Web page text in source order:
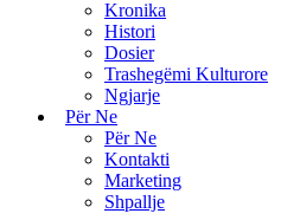
Kronika
Histori
Dosier
Trashegëmi Kulturore
Ngjarje
Për Ne
Për Ne
Kontakti
Marketing
Shpallje